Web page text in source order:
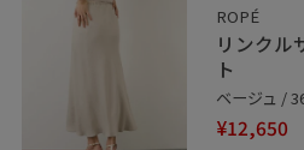
ROPÉ
リンクル
ト
ベージュ /
¥12,650